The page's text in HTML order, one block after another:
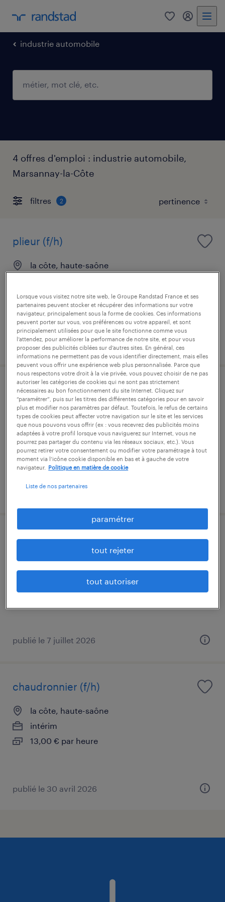
0 mon
industrie automobile
4 offres d'emploi : industrie automobile,
Marsannay-la-Côte
filtres 2
plieur (f/h)
la côte, haute-saône
12,50 € par heure
publié le 30 avril 2026
manutentionnaire (f/h)
la côte, haute-saône
intérim
12,31 € par heure
publié le 7 juillet 2026
technicien dépanneur sav (f/h)
la côte, haute-saône
13,00 € - 13,50 € par heure
publié le 7 juillet 2026
chaudronnier (f/h)
la côte, haute-saône
intérim
13,00 € par heure
publié le 30 avril 2026
Lorsque vous visitez notre site web, le Groupe Randstad France et ses
partenaires peuvent stocker et récupérer des informations sur votre
navigateur, principalement sous la forme de cookies. Ces informations
peuvent porter sur vous, vos préférences ou votre appareil, et sont
principalement utilisées pour que le site fonctionne comme vous
l’attendez, pour améliorer la performance de notre site, et pour vous
proposer des publicités ciblées sur d’autres sites. En général, ces
informations ne permettent pas de vous identifier directement, mais elles
peuvent vous offrir une expérience web plus personnalisée. Parce que
nous respectons votre droit à la vie privée, vous pouvez choisir de ne pas
autoriser les catégories de cookies qui ne sont pas strictement
nécessaires au bon fonctionnement du site Internet. Cliquez sur
“paramétrer”, puis sur les titres des différentes catégories pour en savoir
plus et modifier nos paramètres par défaut. Toutefois, le refus de certains
types de cookies peut affecter votre navigation sur le site et les services
que nous pouvons vous offrir (ex : vous recevrez des publicités moins
adaptées à votre profil lorsque vous naviguerez sur Internet, vous ne
pourrez pas partager du contenu via les réseaux sociaux, etc.). Vous
pourrez retirer votre consentement ou modifier votre paramétrage à tout
moment via l’icône cookie disponible en bas et à gauche de votre
navigateur.
Politique en matière de cookie
Liste de nos partenaires
paramétrer
tout rejeter
tout autoriser